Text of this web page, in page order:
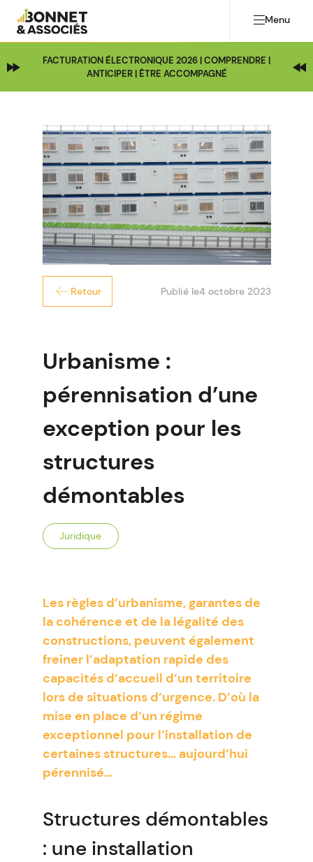
Menu
FACTURATION ÉLECTRONIQUE 2026 | COMPRENDRE |
ANTICIPER | ÊTRE ACCOMPAGNÉ
Retour Publié le4 octobre 2023
Urbanisme :
pérennisation d’une
exception pour les
structures
démontables
Juridique
Les règles d’urbanisme, garantes de
la cohérence et de la légalité des
constructions, peuvent également
freiner l’adaptation rapide des
capacités d’accueil d’un territoire
lors de situations d’urgence. D’où la
mise en place d’un régime
exceptionnel pour l’installation de
certaines structures… aujourd’hui
pérennisé…
Structures démontables
: une installation